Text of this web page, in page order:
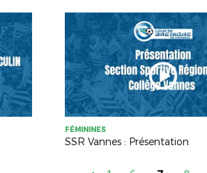
FÉMININES
SSR Vannes : Présentation